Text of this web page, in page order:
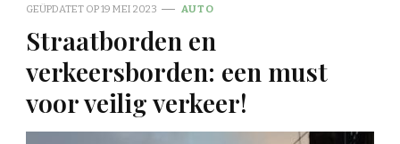
GEÜPDATET OP19 MEI 2023 AUTO
Straatborden en
verkeersborden: een must
voor veilig verkeer!